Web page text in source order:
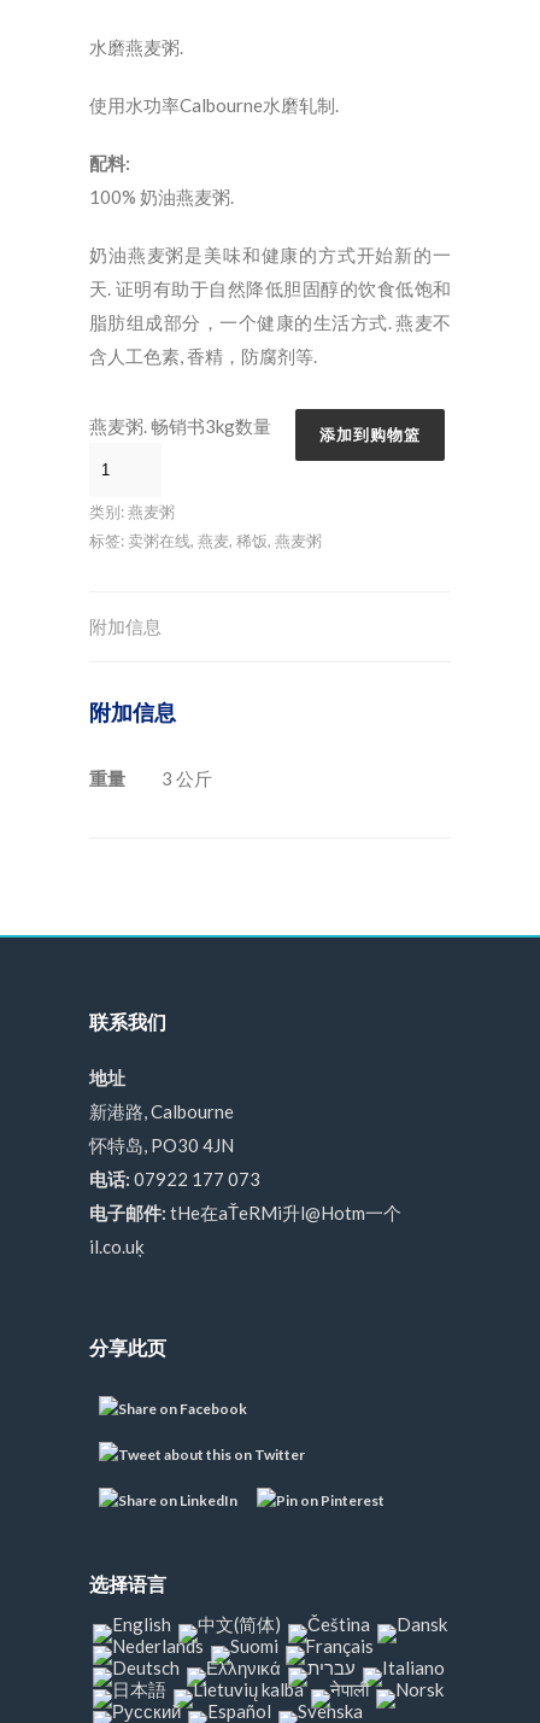
水磨燕麦粥.
使用水功率Calbourne水磨轧制.
配料:
100% 奶油燕麦粥.
奶油燕麦粥是美味和健康的方式开始新的一
天. 证明有助于自然降低胆固醇的饮食低饱和
脂肪组成部分，一个健康的生活方式. 燕麦不
含人工色素, 香精，防腐剂等.
燕麦粥. 畅销书3kg数量 添加到购物篮
类别:燕麦粥
标签:卖粥在线, 燕麦, 稀饭, 燕麦粥
附加信息
附加信息
重量 3 公斤
联系我们
地址
新港路, Calbourne
怀特岛, PO30 4JN
电话: 07922 177 073
电子邮件: tHe在aŤeRMi升l@Hotm一个
il.co.uķ
分享此页
选择语言